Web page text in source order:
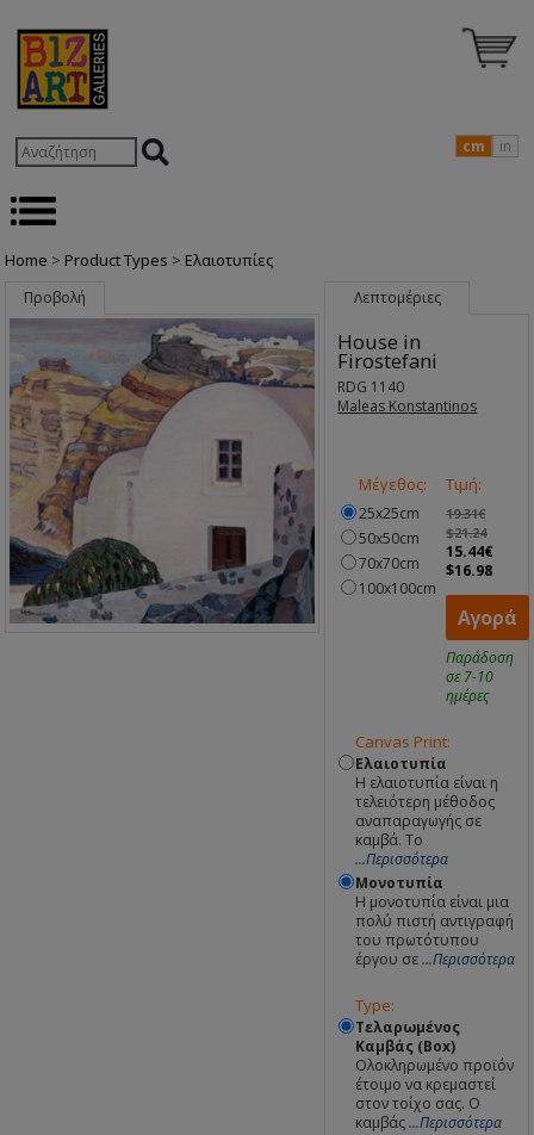
cm in
Home > Product Types > Ελαιοτυπίες
Προβολή Λεπτομέριες
House in
Firostefani
RDG 1140
Maleas Konstantinos
Μέγεθος:
25x25cm
50x50cm
70x70cm
100x100cm
Τιμή:
19.31€
$21.24
15.44€
$16.98
Αγορά
Παράδοση
σε 7-10
ημέρες
Canvas Print:
Ελαιοτυπία
Η ελαιοτυπία είναι η
τελειότερη μέθοδος
αναπαραγωγής σε
καμβά. Το
...Περισσότερα
Μονοτυπία
Η μονοτυπία είναι μια
πολύ πιστή αντιγραφή
του πρωτότυπου
έργου σε...Περισσότερα
Type:
Τελαρωμένος
Καμβάς (Box)
Ολοκληρωμένο προϊόν
έτοιμο να κρεμαστεί
στον τοίχο σας. Ο
καμβάς...Περισσότερα